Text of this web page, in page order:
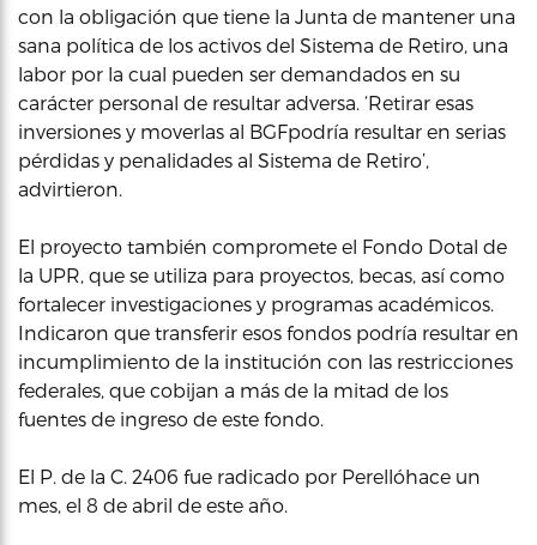
con la obligación que tiene la Junta de mantener una
sana política de los activos del Sistema de Retiro, una
labor por la cual pueden ser demandados en su
carácter personal de resultar adversa. ‘Retirar esas
inversiones y moverlas al BGFpodría resultar en serias
pérdidas y penalidades al Sistema de Retiro’,
advirtieron.
El proyecto también compromete el Fondo Dotal de
la UPR, que se utiliza para proyectos, becas, así como
fortalecer investigaciones y programas académicos.
Indicaron que transferir esos fondos podría resultar en
incumplimiento de la institución con las restricciones
federales, que cobijan a más de la mitad de los
fuentes de ingreso de este fondo.
El P. de la C. 2406 fue radicado por Perellóhace un
mes, el 8 de abril de este año.